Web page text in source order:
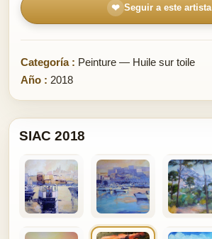
❤ Seguir a este artista
Categoría : Peinture — Huile sur toile
Año : 2018
SIAC 2018